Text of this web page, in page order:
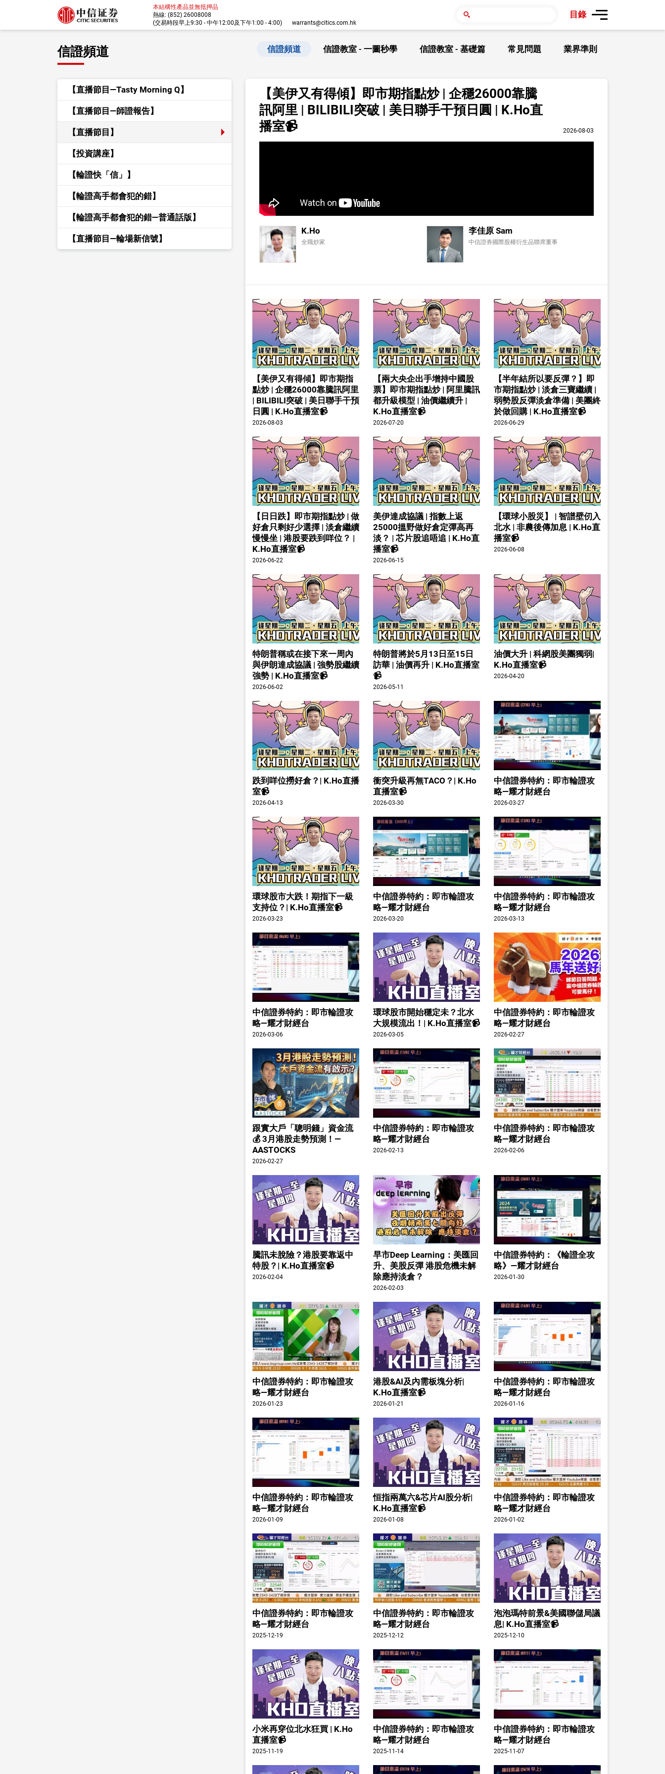
本結構性產品並無抵押品
熱線: (852) 26008008
(交易時段早上9:30 - 中午12:00及下午1:00 - 4:00)
warrants@citics.com.hk
目錄
信證頻道 信證頻道 信證教室 - 一圖秒學 信證教室 - 基礎篇 常見問題 業界準則
【直播節目—Tasty Morning Q】
【直播節目—師證報告】
【直播節目】
【投資講座】
【輪證快「信」】
【輪證高手都會犯的錯】
【輪證高手都會犯的錯—普通話版】
【直播節目—輪場新信號】
【美伊又有得傾】即市期指點炒 | 企穩26000靠騰
訊阿里 | BILIBILI突破 | 美日聯手干預日圓 | K.Ho直
播室📹
2026-08-03
K.Ho
全職炒家
李佳原 Sam
中信證券國際股權衍生品聯席董事
【美伊又有得傾】即市期指
點炒 | 企穩26000靠騰訊阿里
| BILIBILI突破 | 美日聯手干預
日圓 | K.Ho直播室📹
2026-08-03
【兩大央企出手增持中國股
票】即市期指點炒 | 阿里騰訊
都升級模型 | 油價繼續升 |
K.Ho直播室📹
2026-07-20
【半年結所以要反彈？】即
市期指點炒 | 淡倉三寶繼續 |
弱勢股反彈淡倉準備 | 美團終
於做回購 | K.Ho直播室📹
2026-06-29
【日日跌】即市期指點炒 | 做
好倉只剩好少選擇 | 淡倉繼續
慢慢坐 | 港股要跌到咩位？ |
K.Ho直播室📹
2026-06-22
美伊達成協議 | 指數上返
25000搵野做好倉定彈高再
淡？ | 芯片股追唔追 | K.Ho直
播室📹
2026-06-15
【環球小股災】 | 智譜壁仞入
北水 | 非農後傳加息 | K.Ho直
播室📹
2026-06-08
特朗普稱或在接下來一周內
與伊朗達成協議 | 強勢股繼續
強勢 | K.Ho直播室📹
2026-06-02
特朗普將於5月13日至15日
訪華 | 油價再升 | K.Ho直播室
📹
2026-05-11
油價大升 | 科網股美團獨弱|
K.Ho直播室📹
2026-04-20
跌到咩位撈好倉？| K.Ho直播
室📹
2026-04-13
衝突升級再無TACO？| K.Ho
直播室📹
2026-03-30
中信證券特約：即市輪證攻
略—耀才財經台
2026-03-27
環球股市大跌！期指下一級
支持位？| K.Ho直播室📹
2026-03-23
中信證券特約：即市輪證攻
略—耀才財經台
2026-03-20
中信證券特約：即市輪證攻
略—耀才財經台
2026-03-13
中信證券特約：即市輪證攻
略—耀才財經台
2026-03-06
環球股市開始穩定未？北水
大規模流出！| K.Ho直播室📹
2026-03-05
中信證券特約：即市輪證攻
略—耀才財經台
2026-02-27
跟實大戶「聰明錢」資金流
💰 3月港股走勢預測！—
AASTOCKS
2026-02-27
中信證券特約：即市輪證攻
略—耀才財經台
2026-02-13
中信證券特約：即市輪證攻
略—耀才財經台
2026-02-06
騰訊未脫險？港股要靠返中
特股？| K.Ho直播室📹
2026-02-04
早市Deep Learning：美匯回
升、美股反彈 港股危機未解
除應持淡倉？
2026-02-03
中信證券特約：《輪證全攻
略》—耀才財經台
2026-01-30
中信證券特約：即市輪證攻
略—耀才財經台
2026-01-23
港股&AI及內需板塊分析|
K.Ho直播室📹
2026-01-21
中信證券特約：即市輪證攻
略—耀才財經台
2026-01-16
中信證券特約：即市輪證攻
略—耀才財經台
2026-01-09
恒指兩萬六&芯片AI股分析|
K.Ho直播室📹
2026-01-08
中信證券特約：即市輪證攻
略—耀才財經台
2026-01-02
中信證券特約：即市輪證攻
略—耀才財經台
2025-12-19
中信證券特約：即市輪證攻
略—耀才財經台
2025-12-12
泡泡瑪特前景&美國聯儲局議
息| K.Ho直播室📹
2025-12-10
小米再穿位北水狂買 | K.Ho
直播室📹
2025-11-19
中信證券特約：即市輪證攻
略—耀才財經台
2025-11-14
中信證券特約：即市輪證攻
略—耀才財經台
2025-11-07